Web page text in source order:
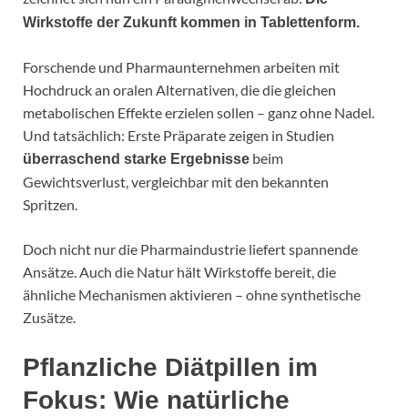
Wirkstoffe der Zukunft kommen in Tablettenform.
Forschende und Pharmaunternehmen arbeiten mit
Hochdruck an oralen Alternativen, die die gleichen
metabolischen Effekte erzielen sollen – ganz ohne Nadel.
Und tatsächlich: Erste Präparate zeigen in Studien
überraschend starke Ergebnisse beim
Gewichtsverlust, vergleichbar mit den bekannten
Spritzen.
Doch nicht nur die Pharmaindustrie liefert spannende
Ansätze. Auch die Natur hält Wirkstoffe bereit, die
ähnliche Mechanismen aktivieren – ohne synthetische
Zusätze.
Pflanzliche Diätpillen im
Fokus: Wie natürliche